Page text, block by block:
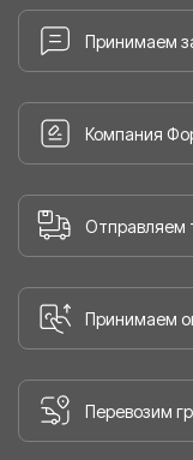
Принимаем
Компания
Отправляем
Принимаем
Перевозим